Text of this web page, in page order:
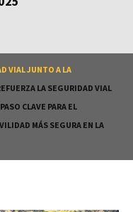
VIAL JUNTO A LA
LA SEGURIDAD VIAL
CLAVE PARA EL
MÁS SEGURA EN LA